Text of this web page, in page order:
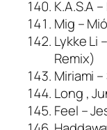
K.A.S.A
Mig –
Lykke Li
Remix)
Miriami
Long ,
Feel –